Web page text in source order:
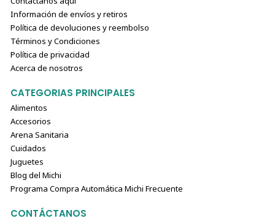
Información de envíos y retiros
Política de devoluciones y reembolso
Términos y Condiciones
Política de privacidad
Acerca de nosotros
CATEGORIAS PRINCIPALES
Alimentos
Accesorios
Arena Sanitaria
Cuidados
Juguetes
Blog del Michi
Programa Compra Automática Michi Frecuente
CONTÁCTANOS